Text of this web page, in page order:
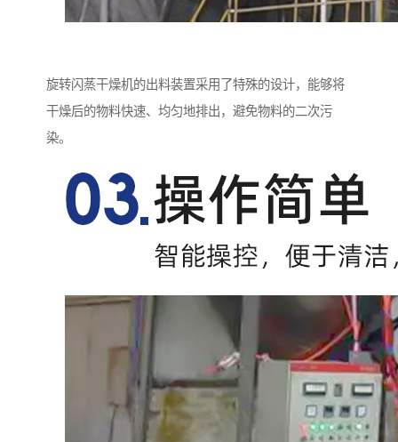
旋转闪蒸干燥机的出料装置采用了特殊的设计，能够将
干燥后的物料快速、均匀地排出，避免物料的二次污
染。